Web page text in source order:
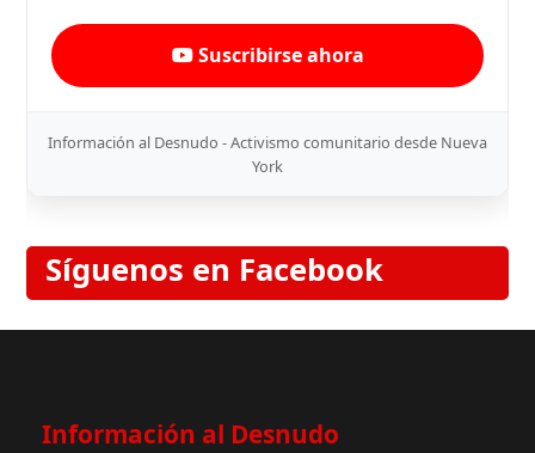
Suscribirse ahora
Información al Desnudo - Activismo comunitario desde Nueva
York
Síguenos en Facebook
Información al Desnudo